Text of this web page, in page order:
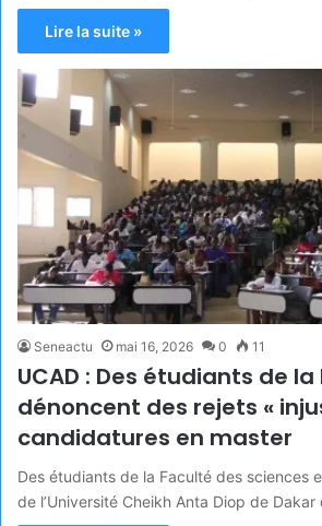
Lire la suite »
Seneactu mai 16, 2026 0 11
UCAD : Des étudiants de la
dénoncent des rejets «
candidatures en master
Des étudiants de la Faculté des sciences
de l’Université Cheikh Anta Diop de